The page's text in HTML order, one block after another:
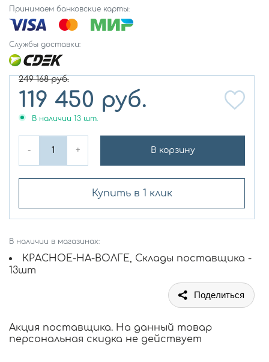
Принимаем банковские карты:
Службы доставки:
249 168руб.
119 450 руб.
В наличии 13 шт.
- + В корзину
Купить в 1 клик
В наличии в магазинах:
КРАСНОЕ-НА-ВОЛГЕ, Склады поставщика -
13шт
Поделиться
Акция поставщика. На данный товар
персональная скидка не действует